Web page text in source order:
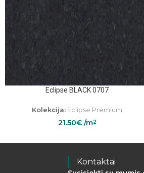
Eclipse BLACK 0707
Kolekcija: Eclipse Premium
21.50€/m2
Kontaktai